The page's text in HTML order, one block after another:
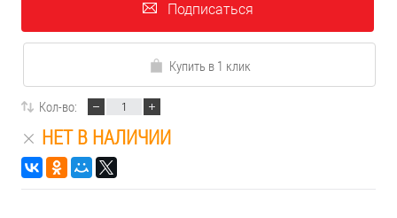
Подписаться
Купить в 1 клик
Кол-во:
НЕТ В НАЛИЧИИ